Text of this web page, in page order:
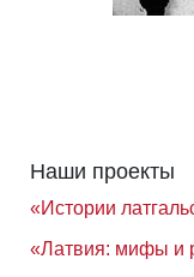
Наши проекты
«Истории
«Латвия: мифы и